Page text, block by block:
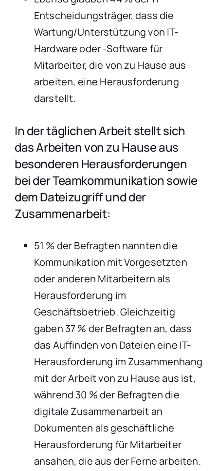
Entscheidungsträger, dass die
Wartung/Unterstützung von IT-
Hardware oder -Software für
Mitarbeiter, die von zu Hause aus
arbeiten, eine Herausforderung
darstellt.
In der täglichen Arbeit stellt sich
das Arbeiten von zu Hause aus
besonderen Herausforderungen
bei der Teamkommunikation sowie
dem Dateizugriff und der
Zusammenarbeit:
51 % der Befragten nannten die
Kommunikation mit Vorgesetzten
oder anderen Mitarbeitern als
Herausforderung im
Geschäftsbetrieb. Gleichzeitig
gaben 37 % der Befragten an, dass
das Auffinden von Dateien eine IT-
Herausforderung im Zusammenhang
mit der Arbeit von zu Hause aus ist,
während 30 % der Befragten die
digitale Zusammenarbeit an
Dokumenten als geschäftliche
Herausforderung für Mitarbeiter
ansahen, die aus der Ferne arbeiten.